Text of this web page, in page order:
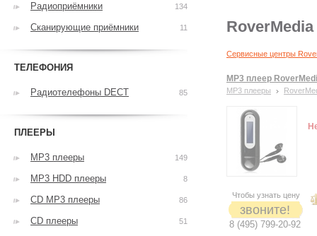
RoverMedia
Сервисные центры
MP3 плеер
MP3 плееры
Чтобы узнать цену
звоните!
8 (495) 799-20-92
Радиоприёмники 134
Сканирующие приёмники 11
ТЕЛЕФОНИЯ
Радиотелефоны DECT 85
ПЛЕЕРЫ
MP3 плееры 149
MP3 HDD плееры 8
CD MP3 плееры 86
CD плееры 51